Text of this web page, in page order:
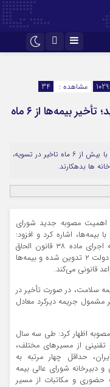
مشاهده : 34
مطالبات داروخانه‌ها به ۵۰ همت رسید؛ تأخیر بیمه‌ها از ۶ ماه
معاون حقوقی انجمن داروسازان ایران گفت: بیمه‌ها با بیش از ۶ ماه تاخیر در تسویه،
اهمیت مصوبه جدید شورای
بیمه‌ها، اشاره‌ کرد و افزود:
قرارداد جدید بر مبنای تعهد سازمان بیمه گر به اجرای ماده ۳۸ قانون الحاق
برخی مواد به قانون تنظیم بخشی مقررات مالی دولت ۲ تدوین شده و بیمه‌ها
قانونی می‌کند.
سلامت، در صورت تأخیر در
مشمول جریمه دیرکرد معادل
مصوبه اظهار کرد: طی سه سال
از مسیرهای مختلف،
حداقل چهار مرتبه به
دبیرخانه شورای عالی بیمه
و مکاتبات از مسیر